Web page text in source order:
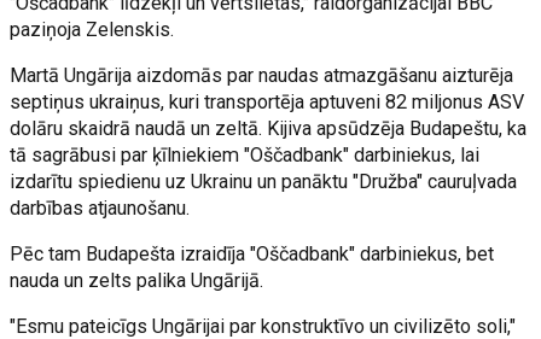
paziņoja Zelenskis.
Martā Ungārija aizdomās par naudas atmazgāšanu aizturēja
septiņus ukraiņus, kuri transportēja aptuveni 82 miljonus ASV
dolāru skaidrā naudā un zeltā. Kijiva apsūdzēja Budapeštu, ka
tā sagrābusi par ķīlniekiem "Oščadbank" darbiniekus, lai
izdarītu spiedienu uz Ukrainu un panāktu "Družba" cauruļvada
darbības atjaunošanu.
Pēc tam Budapešta izraidīja "Oščadbank" darbiniekus, bet
nauda un zelts palika Ungārijā.
"Esmu pateicīgs Ungārijai par konstruktīvo un civilizēto soli,"